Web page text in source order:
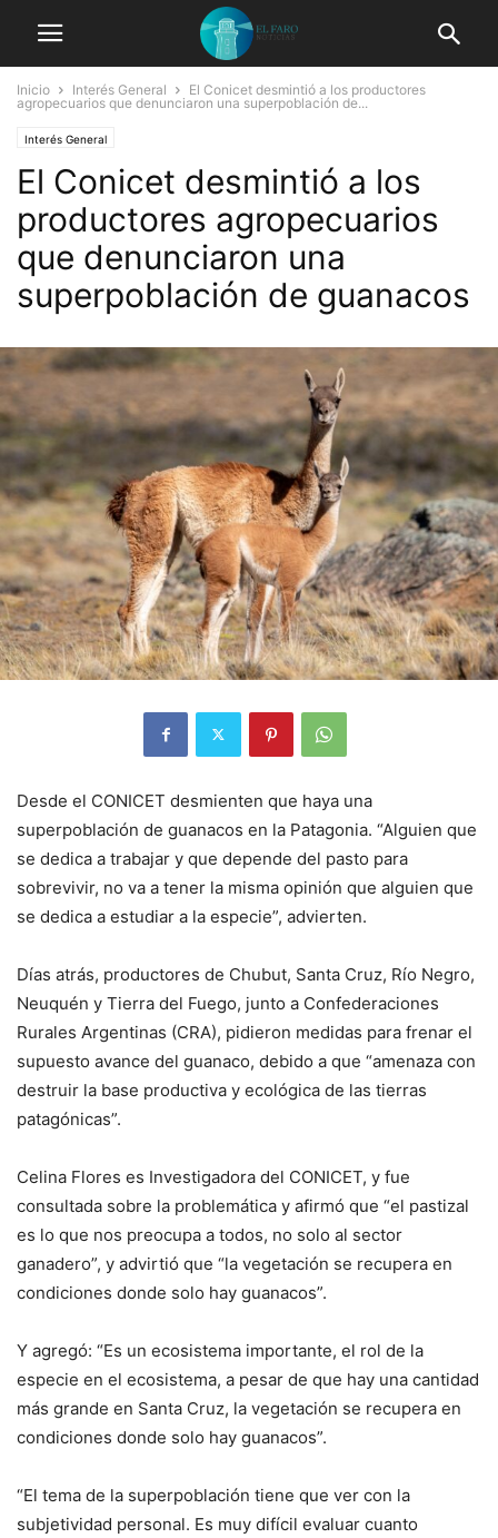
Inicio Interés General
El Conicet desmintió a los productores
agropecuarios que denunciaron una superpoblación de...
Interés General
El Conicet desmintió a los
productores agropecuarios
que denunciaron una
superpoblación de guanacos
Desde el CONICET desmienten que haya una
superpoblación de guanacos en la Patagonia. “Alguien que
se dedica a trabajar y que depende del pasto para
sobrevivir, no va a tener la misma opinión que alguien que
se dedica a estudiar a la especie”, advierten.
Días atrás, productores de Chubut, Santa Cruz, Río Negro,
Neuquén y Tierra del Fuego, junto a Confederaciones
Rurales Argentinas (CRA), pidieron medidas para frenar el
supuesto avance del guanaco, debido a que “amenaza con
destruir la base productiva y ecológica de las tierras
patagónicas”.
Celina Flores es Investigadora del CONICET, y fue
consultada sobre la problemática y afirmó que “el pastizal
es lo que nos preocupa a todos, no solo al sector
ganadero”, y advirtió que “la vegetación se recupera en
condiciones donde solo hay guanacos”.
Y agregó: “Es un ecosistema importante, el rol de la
especie en el ecosistema, a pesar de que hay una cantidad
más grande en Santa Cruz, la vegetación se recupera en
condiciones donde solo hay guanacos”.
“El tema de la superpoblación tiene que ver con la
subjetividad personal. Es muy difícil evaluar cuanto